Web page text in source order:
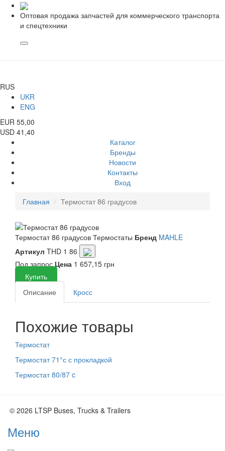
Оптовая продажа запчастей для коммерческого транспорта
и спецтехники
RUS
UKR
ENG
EUR 55,00
USD 41,40
Каталог
Бренды
Новости
Контакты
Вход
Главная
Термостат 86 градусов
Термостат 86 градусов Термостаты Бренд MAHLE
Артикул THD 1 86
Под запрос Цена 1 657,15 грн
Купить
Описание
Кросс
Похожие товары
Термостат
Термостат 71°с с прокладкой
Термостат 80/87 c
© 2026 LTSP Buses, Trucks & Trailers
Меню